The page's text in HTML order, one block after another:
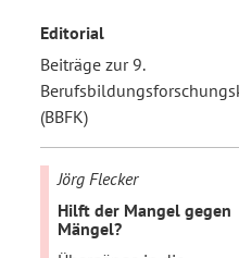
Editorial
Beiträge zur 9.
(BBFK)
Jörg Flecker
Hilft der Mangel gegen
Mängel?